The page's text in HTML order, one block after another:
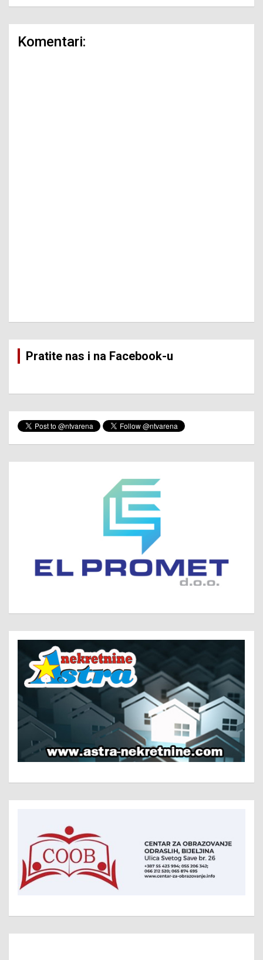
Komentari:
Pratite nas i na Facebook-u